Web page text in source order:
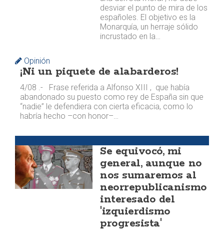
desviar el punto de mira de los
españoles. El objetivo es la
Monarquía, un herraje sólido
incrustado en la…
Opinión
¡Ni un piquete de alabarderos!
4/08 .- Frase referida a Alfonso XIII , que había
abandonado su puesto como rey de España sin que
“nadie” le defendiera con cierta eficacia, como lo
habría hecho –con honor–…
Se equivocó, mi
general, aunque no
nos sumaremos al
neorrepublicanismo
interesado del
'izquierdismo
progresista'